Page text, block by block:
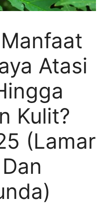
Atasi
Kulit?
(Lamar